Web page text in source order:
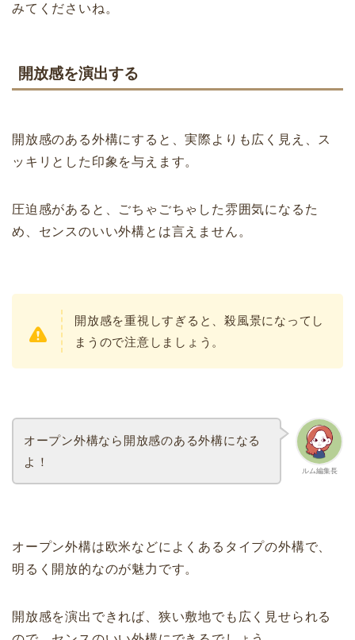
みてくださいね。
開放感を演出する
開放感のある外構にすると、実際よりも広く見え、ス
ッキリとした印象を与えます。
圧迫感があると、ごちゃごちゃした雰囲気になるた
め、センスのいい外構とは言えません。
開放感を重視しすぎると、殺風景になってし
まうので注意しましょう。
ルム編集長
オープン外構なら開放感のある外構になる
よ！
オープン外構は欧米などによくあるタイプの外構で、
明るく開放的なのが魅力です。
開放感を演出できれば、狭い敷地でも広く見せられる